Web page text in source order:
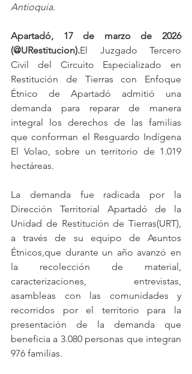
Antioquia.
Apartadó, 17 de marzo de 2026
(@URestitucion).El Juzgado Tercero
Civil del Circuito Especializado en
Restitución de Tierras con Enfoque
Étnico de Apartadó admitió una
demanda para reparar de manera
integral los derechos de las familias
que conforman el Resguardo Indígena
El Volao, sobre un territorio de 1.019
hectáreas.
La demanda fue radicada por la
Dirección Territorial Apartadó de la
Unidad de Restitución de Tierras(URT),
a través de su equipo de Asuntos
Étnicos,que durante un año avanzó en
la recolección de material,
caracterizaciones, entrevistas,
asambleas con las comunidades y
recorridos por el territorio para la
presentación de la demanda que
beneficia a 3.080 personas que integran
976 familias.